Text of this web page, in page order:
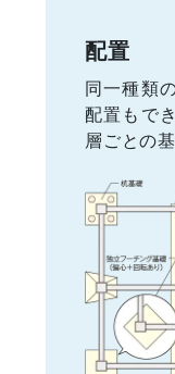
配置
同一種類
配置もで
層ごとの